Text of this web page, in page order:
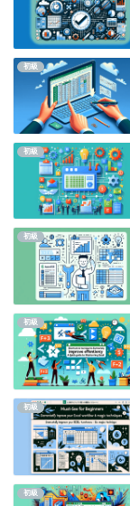
初級
初級
初級
初級
初級
初級